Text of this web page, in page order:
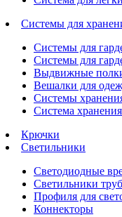
Системы для
Системы для
Системы для
Выдвижные
Вешалки для
Системы
Система
Крючки
Светильники
Светодиодные
Светильники
Профиля для
Коннекторы